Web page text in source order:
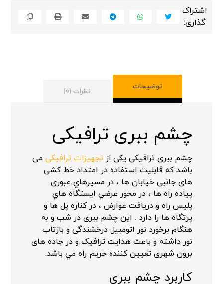
توضیحات
نظرات (0)
چشم ببری ترافیکی
چشم ببری ترافیکی یکی ازتجهیزات ترافیکی می
باشد که قابلیت استفاده در امتداد خط کشی
های جانبی خیابان ها ، در مسيرهاي عبوری
پياده راه ها ، در محور عرضي ايستگاه هاي
پليس راه و دريافت عوارض ، در كناره پل ها و
پرتگاه ها را دارد . این چشم ببری در شب و به
هنگام برخورد نور اتومبيل درخشندگی و بازتاب
نور داشته و باعث هدايت ترافيک و در جاده های
برون شهری تعيين كننده حريم راه مي باشد.
کاربرد چشم ببری